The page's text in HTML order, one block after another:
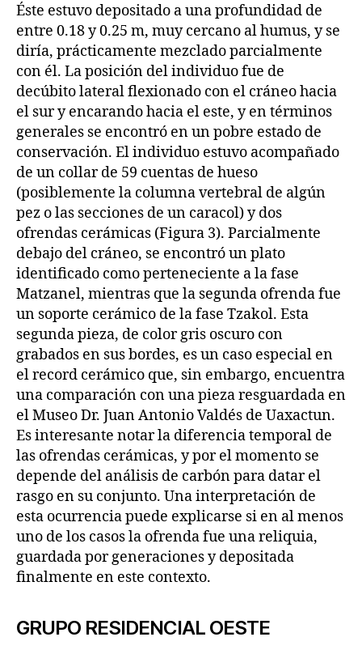
Éste estuvo depositado a una profundidad de
entre 0.18 y 0.25 m, muy cercano al humus, y se
diría, prácticamente mezclado parcialmente
con él. La posición del individuo fue de
decúbito lateral flexionado con el cráneo hacia
el sur y encarando hacia el este, y en términos
generales se encontró en un pobre estado de
conservación. El individuo estuvo acompañado
de un collar de 59 cuentas de hueso
(posiblemente la columna vertebral de algún
pez o las secciones de un caracol) y dos
ofrendas cerámicas (Figura 3). Parcialmente
debajo del cráneo, se encontró un plato
identificado como perteneciente a la fase
Matzanel, mientras que la segunda ofrenda fue
un soporte cerámico de la fase Tzakol. Esta
segunda pieza, de color gris oscuro con
grabados en sus bordes, es un caso especial en
el record cerámico que, sin embargo, encuentra
una comparación con una pieza resguardada en
el Museo Dr. Juan Antonio Valdés de Uaxactun.
Es interesante notar la diferencia temporal de
las ofrendas cerámicas, y por el momento se
depende del análisis de carbón para datar el
rasgo en su conjunto. Una interpretación de
esta ocurrencia puede explicarse si en al menos
uno de los casos la ofrenda fue una reliquia,
guardada por generaciones y depositada
finalmente en este contexto.
GRUPO RESIDENCIAL OESTE